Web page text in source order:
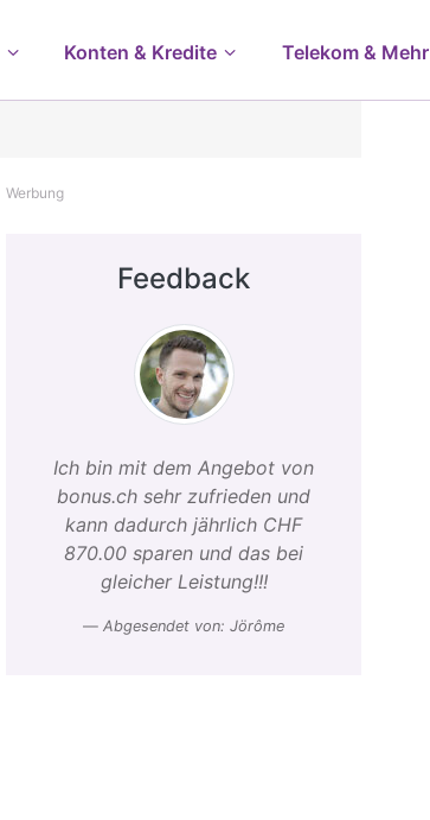
Konten & Kredite Telekom & Mehr
Werbung
Feedback
Ich bin mit dem Angebot von
bonus.ch sehr zufrieden und
kann dadurch jährlich CHF
870.00 sparen und das bei
gleicher Leistung!!!
Abgesendet von: Jörôme